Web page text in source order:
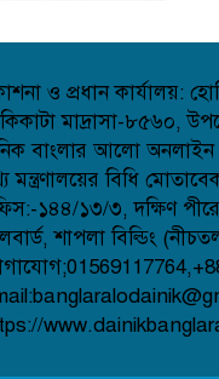
ও প্রধান কার্যালয়:
মাদ্রাসা-৮৫৬০,
বাংলার আলো অনলাইন
মন্ত্রণালয়ের বিধি
১৪৪/১৩/৩, দক্ষিণ
শাপলা বিল্ডিং